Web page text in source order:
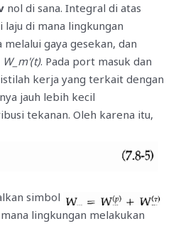
nol di sana. Integral di atas
di mana lingkungan
gaya gesekan, dan
W_m'(t). Pada port masuk dan
kerja yang terkait dengan
jauh lebih kecil
tekanan. Oleh karena itu,
simbol
lingkungan melakukan